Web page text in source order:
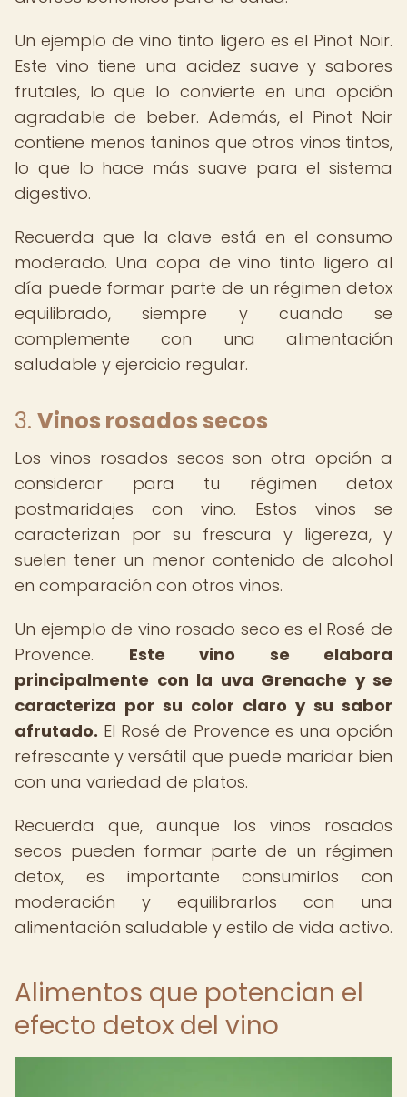
Un ejemplo de vino tinto ligero es el Pinot Noir.
Este vino tiene una acidez suave y sabores
frutales, lo que lo convierte en una opción
agradable de beber. Además, el Pinot Noir
contiene menos taninos que otros vinos tintos,
lo que lo hace más suave para el sistema
digestivo.
Recuerda que la clave está en el consumo
moderado. Una copa de vino tinto ligero al
día puede formar parte de un régimen detox
equilibrado, siempre y cuando se
complemente con una alimentación
saludable y ejercicio regular.
3. Vinos rosados secos
Los vinos rosados secos son otra opción a
considerar para tu régimen detox
postmaridajes con vino. Estos vinos se
caracterizan por su frescura y ligereza, y
suelen tener un menor contenido de alcohol
en comparación con otros vinos.
Un ejemplo de vino rosado seco es el Rosé de
Provence. Este vino se elabora
principalmente con la uva Grenache y se
caracteriza por su color claro y su sabor
afrutado. El Rosé de Provence es una opción
refrescante y versátil que puede maridar bien
con una variedad de platos.
Recuerda que, aunque los vinos rosados
secos pueden formar parte de un régimen
detox, es importante consumirlos con
moderación y equilibrarlos con una
alimentación saludable y estilo de vida activo.
Alimentos que potencian el
efecto detox del vino